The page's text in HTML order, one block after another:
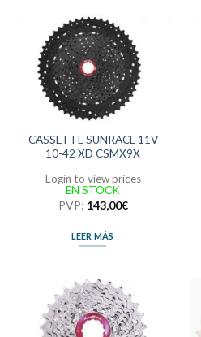
CASSETTE SUNRACE 11V
10-42 XD CSMX9X
Login to view prices
EN STOCK
PVP: 143,00€
LEER MÁS